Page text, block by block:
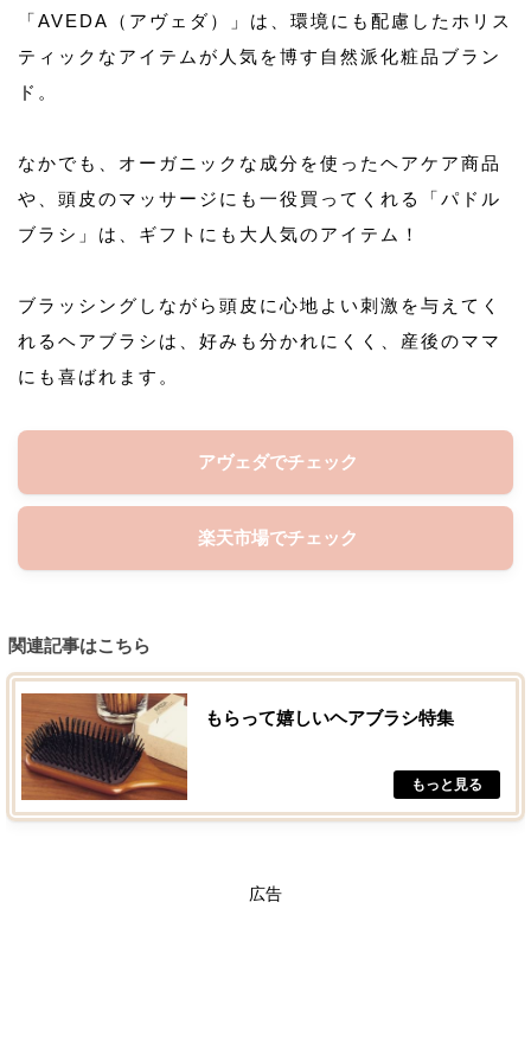
「AVEDA（アヴェダ）」は、環境にも配慮したホリス
ティックなアイテムが人気を博す自然派化粧品ブラン
ド。
なかでも、オーガニックな成分を使ったヘアケア商品
や、頭皮のマッサージにも一役買ってくれる「パドル
ブラシ」は、ギフトにも大人気のアイテム！
ブラッシングしながら頭皮に心地よい刺激を与えてく
れるヘアブラシは、好みも分かれにくく、産後のママ
にも喜ばれます。
アヴェダでチェック
楽天市場でチェック
関連記事はこちら
もらって嬉しいヘアブラシ特集
広告